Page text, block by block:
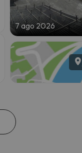
7 ago 2026